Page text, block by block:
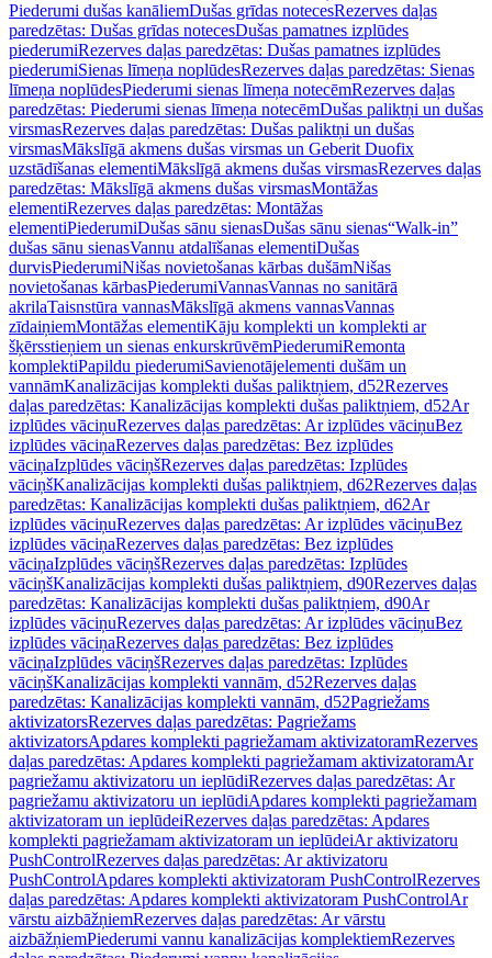
Piederumi dušas kanāliemDušas grīdas notecesRezerves daļas
paredzētas: Dušas grīdas notecesDušas pamatnes izplūdes
piederumiRezerves daļas paredzētas: Dušas pamatnes izplūdes
piederumiSienas līmeņa noplūdesRezerves daļas paredzētas: Sienas
līmeņa noplūdesPiederumi sienas līmeņa notecēmRezerves daļas
paredzētas: Piederumi sienas līmeņa notecēmDušas paliktņi un dušas
virsmasRezerves daļas paredzētas: Dušas paliktņi un dušas
virsmasMākslīgā akmens dušas virsmas un Geberit Duofix
uzstādīšanas elementiMākslīgā akmens dušas virsmasRezerves daļas
paredzētas: Mākslīgā akmens dušas virsmasMontāžas
elementiRezerves daļas paredzētas: Montāžas
elementiPiederumiDušas sānu sienasDušas sānu sienas“Walk-in”
dušas sānu sienasVannu atdalīšanas elementiDušas
durvisPiederumiNišas novietošanas kārbas dušāmNišas
novietošanas kārbasPiederumiVannasVannas no sanitārā
akrilaTaisnstūra vannasMākslīgā akmens vannasVannas
zīdaiņiemMontāžas elementiKāju komplekti un komplekti ar
šķērsstieņiem un sienas enkurskrūvēmPiederumiRemonta
komplektiPapildu piederumiSavienotājelementi dušām un
vannāmKanalizācijas komplekti dušas paliktņiem, d52Rezerves
daļas paredzētas: Kanalizācijas komplekti dušas paliktņiem, d52Ar
izplūdes vāciņuRezerves daļas paredzētas: Ar izplūdes vāciņuBez
izplūdes vāciņaRezerves daļas paredzētas: Bez izplūdes
vāciņaIzplūdes vāciņšRezerves daļas paredzētas: Izplūdes
vāciņšKanalizācijas komplekti dušas paliktņiem, d62Rezerves daļas
paredzētas: Kanalizācijas komplekti dušas paliktņiem, d62Ar
izplūdes vāciņuRezerves daļas paredzētas: Ar izplūdes vāciņuBez
izplūdes vāciņaRezerves daļas paredzētas: Bez izplūdes
vāciņaIzplūdes vāciņšRezerves daļas paredzētas: Izplūdes
vāciņšKanalizācijas komplekti dušas paliktņiem, d90Rezerves daļas
paredzētas: Kanalizācijas komplekti dušas paliktņiem, d90Ar
izplūdes vāciņuRezerves daļas paredzētas: Ar izplūdes vāciņuBez
izplūdes vāciņaRezerves daļas paredzētas: Bez izplūdes
vāciņaIzplūdes vāciņšRezerves daļas paredzētas: Izplūdes
vāciņšKanalizācijas komplekti vannām, d52Rezerves daļas
paredzētas: Kanalizācijas komplekti vannām, d52Pagriežams
aktivizatorsRezerves daļas paredzētas: Pagriežams
aktivizatorsApdares komplekti pagriežamam aktivizatoramRezerves
daļas paredzētas: Apdares komplekti pagriežamam aktivizatoramAr
pagriežamu aktivizatoru un ieplūdiRezerves daļas paredzētas: Ar
pagriežamu aktivizatoru un ieplūdiApdares komplekti pagriežamam
aktivizatoram un ieplūdeiRezerves daļas paredzētas: Apdares
komplekti pagriežamam aktivizatoram un ieplūdeiAr aktivizatoru
PushControlRezerves daļas paredzētas: Ar aktivizatoru
PushControlApdares komplekti aktivizatoram PushControlRezerves
daļas paredzētas: Apdares komplekti aktivizatoram PushControlAr
vārstu aizbāžņiemRezerves daļas paredzētas: Ar vārstu
aizbāžņiemPiederumi vannu kanalizācijas komplektiemRezerves